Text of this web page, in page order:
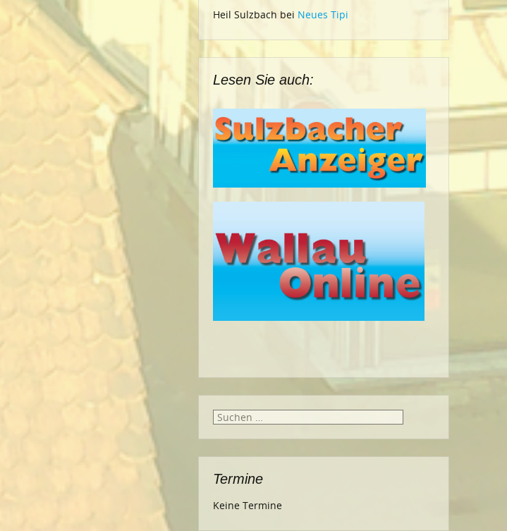
Heil Sulzbach bei Neues Tipi
Lesen Sie auch:
Suche
Termine
Keine Termine